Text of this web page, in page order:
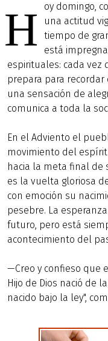
H
oy domingo,
una actitud
tiempo de
está
espirituales: cada vez
prepara para
una sensación de
comunica a toda la
En el Adviento el
movimiento del
hacia la meta final de
es la vuelta gloriosa
con emoción su
pesebre. La
futuro, pero está
acontecimiento del
—Creo y confieso que
Hijo de Dios nació de
nacido bajo la ley",